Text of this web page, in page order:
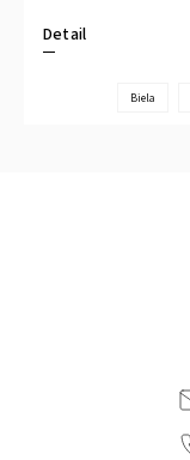
Detail
Biela